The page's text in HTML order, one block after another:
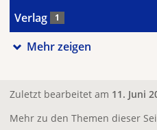
Verlag 1
Mehr zeigen
Zuletzt bearbeitet am 11. Juni
Mehr zu den Themen dieser